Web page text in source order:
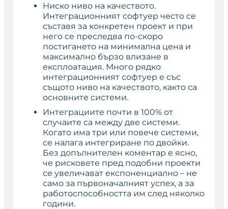
Ниско ниво на качеството.
Интеграционният софтуер често се
съставя за конкретен проект и при
него се преследва по-скоро
постигането на минимална цена и
максимално бързо влизане в
експлоатация. Много рядко
интеграционният софтуер е със
същото ниво на качеството, както са
основните системи.
Интеграциите почти в 100% от
случаите са между две системи.
Когато има три или повече системи,
се налага интегриране по двойки.
Без допълнителен коментар е ясно,
че рисковете пред подобни проекти
се увеличават експоненциално – не
само за първоначалният успех, а за
работоспособността им след няколко
години.